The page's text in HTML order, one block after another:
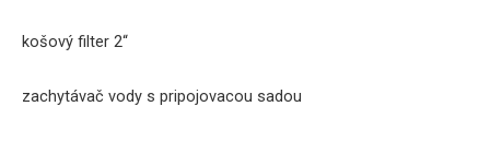
košový filter 2“
zachytávač vody s pripojovacou sadou